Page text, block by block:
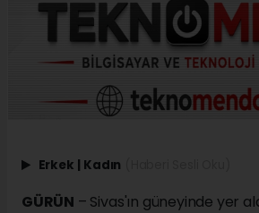
Erkek | Kadın
GÜRÜN – Sivas'ın güneyinde yer